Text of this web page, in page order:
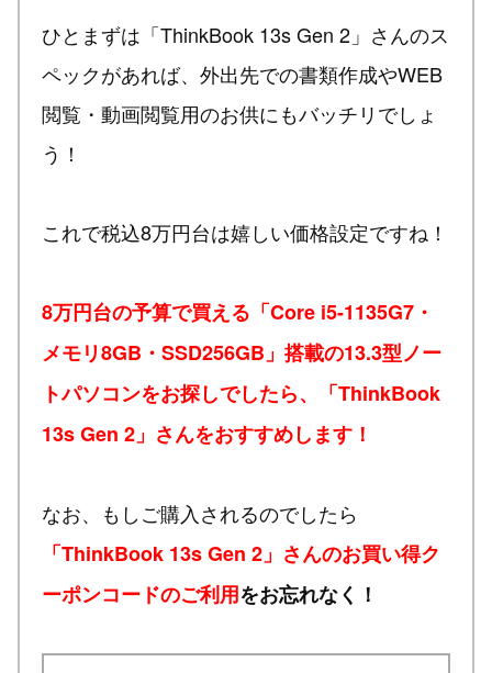
ひとまずは「ThinkBook 13s Gen 2」さんのス
ペックがあれば、外出先での書類作成やWEB
閲覧・動画閲覧用のお供にもバッチリでしょ
う！
これで税込8万円台は嬉しい価格設定ですね！
8万円台の予算で買える「Core i5-1135G7・
メモリ8GB・SSD256GB」搭載の13.3型ノー
トパソコンをお探しでしたら、「ThinkBook
13s Gen 2」さんをおすすめします！
なお、もしご購入されるのでしたら
「ThinkBook 13s Gen 2」さんのお買い得ク
ーポンコードのご利用をお忘れなく！